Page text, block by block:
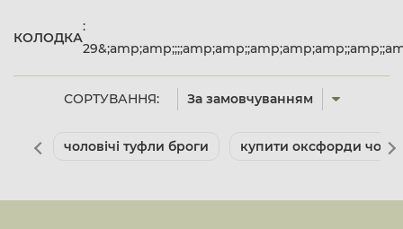
СОРТУВАННЯ: За замовчуванням
КОЛОДКА
:
чоловічі туфли броги купити оксфорди